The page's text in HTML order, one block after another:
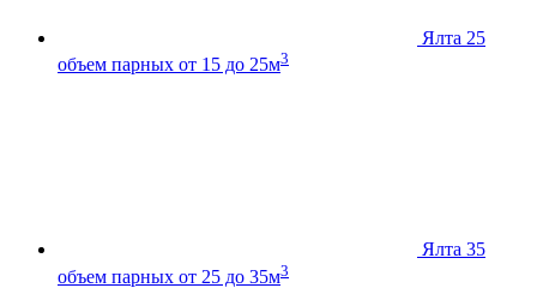
Ялта 25
объем парных от 15 до 25м3
Ялта 35
объем парных от 25 до 35м3